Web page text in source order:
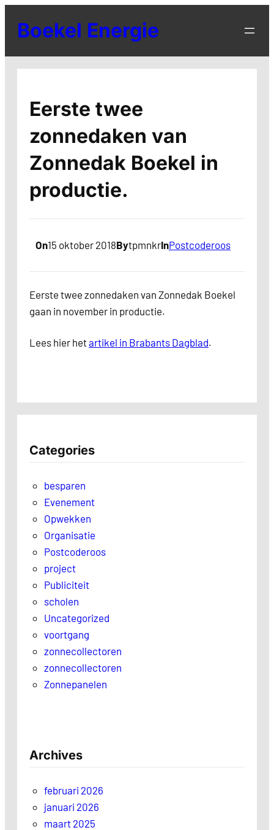
naarBoekel Energie
Eerste twee
zonnedaken van
Zonnedak Boekel in
productie.
On15 oktober 2018BytpmnkrInPostcoderoos
Eerste twee zonnedaken van Zonnedak Boekel
gaan in november in productie.
Lees hier hetartikel in Brabants Dagblad.
Categories
besparen
Evenement
Opwekken
Organisatie
Postcoderoos
project
Publiciteit
scholen
Uncategorized
voortgang
zonnecollectoren
zonnecollectoren
Zonnepanelen
Archives
februari 2026
januari 2026
maart 2025